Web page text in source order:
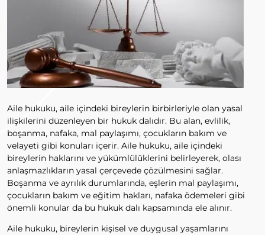
Aile hukuku, aile içindeki bireylerin birbirleriyle olan yasal
ilişkilerini düzenleyen bir hukuk dalıdır. Bu alan, evlilik,
boşanma, nafaka, mal paylaşımı, çocukların bakım ve
velayeti gibi konuları içerir. Aile hukuku, aile içindeki
bireylerin haklarını ve yükümlülüklerini belirleyerek, olası
anlaşmazlıkların yasal çerçevede çözülmesini sağlar.
Boşanma ve ayrılık durumlarında, eşlerin mal paylaşımı,
çocukların bakım ve eğitim hakları, nafaka ödemeleri gibi
önemli konular da bu hukuk dalı kapsamında ele alınır.
Aile hukuku, bireylerin kişisel ve duygusal yaşamlarını